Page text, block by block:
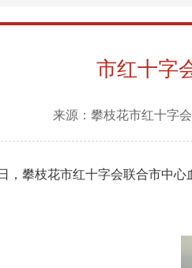
市红十字
来源： 攀枝花市红十字会
攀枝花市红十字会联合市中心